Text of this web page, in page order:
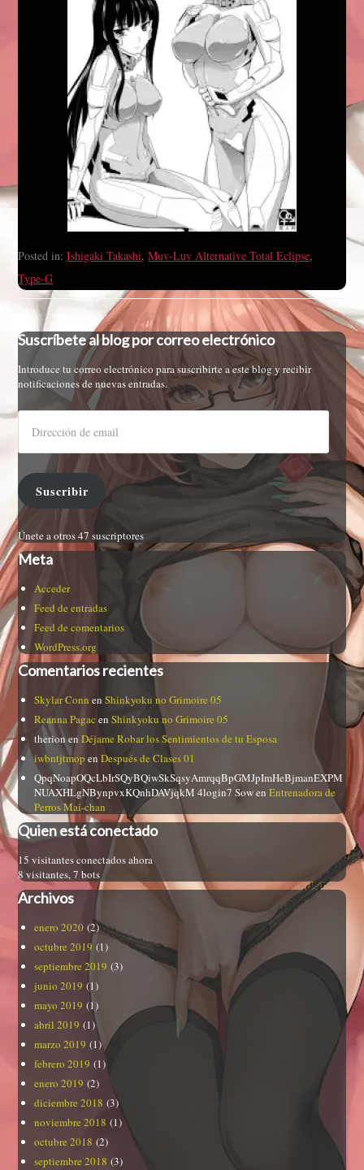
Posted in:Ishigaki Takashi,Muv-Luv Alternative Total Eclipse,
Type-G
Suscríbete al blog por correo electrónico
Introduce tu correo electrónico para suscribirte a este blog y recibir
notificaciones de nuevas entradas.
Suscribir
Únete a otros 47 suscriptores
Meta
Acceder
Feed de entradas
Feed de comentarios
WordPress.org
Comentarios recientes
Skylar Conn enShinkyoku no Grimoire 05
Reanna Pagac enShinkyoku no Grimoire 05
therionenDéjame Robar los Sentimientos de tu Esposa
iwbntjtmop enDespués de Clases 01
QpqNoapOQcLbIrSQyBQiwSkSqsyAmrqqBpGMJpImHeBjmanEXPM
NUAXHLgNBynpvxKQnhDAVjqkM 4login7 SowenEntrenadora de
Perros Mai-chan
Quien está conectado
15 visitantes conectados ahora
8 visitantes,7 bots
Archivos
enero 2020 (2)
octubre 2019 (1)
septiembre 2019 (3)
junio 2019 (1)
mayo 2019 (1)
abril 2019 (1)
marzo 2019 (1)
febrero 2019 (1)
enero 2019 (2)
diciembre 2018 (3)
noviembre 2018 (1)
octubre 2018 (2)
septiembre 2018 (3)